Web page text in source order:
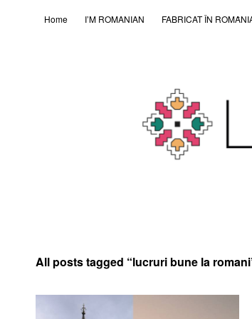
Home I’M ROMANIAN FABRICAT ÎN
All posts tagged “lucruri bune la romani